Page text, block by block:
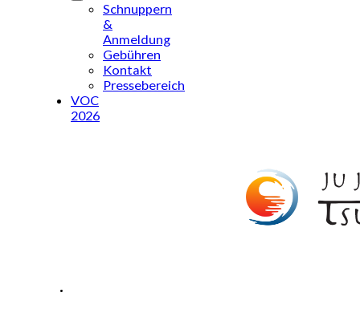
Schnuppern
&
Anmeldung
Gebühren
Kontakt
Pressebereich
VOC
2026